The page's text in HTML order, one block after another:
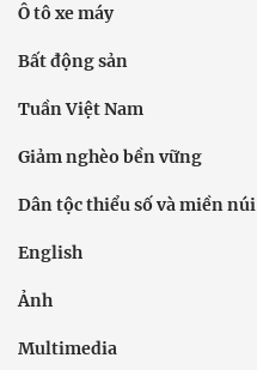
Ô tô xe máy
Bất động sản
Tuần Việt Nam
Giảm nghèo bền vững
Dân tộc thiểu số và miền núi
English
Ảnh
Multimedia